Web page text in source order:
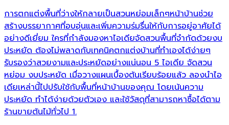
การตกแต่งพื้นที่ว่างให้กลายเป็นสวนหย่อมเล็กๆหน้าบ้านช่วย
สร้างบรรยากาศที่อบอุ่นและเพิ่มความร่มรื่นให้กับการอยู่อาศัยได้
อย่างดีเยี่ยม ใครที่กำลังมองหาไอเดียจัดสวนพื้นที่จำกัดด้วยงบ
ประหยัด ต้องไม่พลาดกับเทคนิคตกแต่งบ้านที่ทำเองได้ง่ายๆ
รับรองว่าสวยงามและประหยัดอย่างแน่นอน 5 ไอเดีย จัดสวน
หย่อม งบประหยัด เมื่อวางแผนเบื้องต้นเรียบร้อยแล้ว ลองนำไอ
เดียเหล่านี้ไปปรับใช้กับพื้นที่หน้าบ้านของคุณ โดยเน้นความ
ประหยัด ทำได้ง่ายด้วยตัวเอง และใช้วัสดุที่สามารถหาซื้อได้ตาม
ร้านขายต้นไม้ทั่วไป 1.